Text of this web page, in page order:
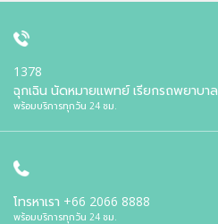
1378
ฉุกเฉิน นัดหมายแพทย์ เรียกรถพยาบาล
พร้อมบริการทุกวัน 24 ชม.
โทรหาเรา +66 2066 8888
พร้อมบริการทุกวัน 24 ชม.